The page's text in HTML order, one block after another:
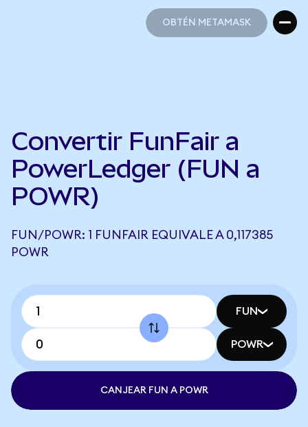
OBTÉN METAMASK
Convertir FunFair a
PowerLedger (FUN a
POWR)
FUN/POWR: 1 FUNFAIR EQUIVALE A 0,117385
POWR
FUN
POWR
CANJEAR FUN A POWR